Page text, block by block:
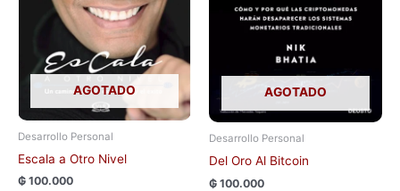
AGOTADO
Desarrollo Personal
Escala a Otro Nivel
₲ 100.000
AGOTADO
Desarrollo Personal
Del Oro Al Bitcoin
₲ 100.000